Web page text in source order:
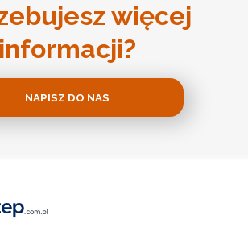
więcej
informacji?
NAPISZ DO NAS